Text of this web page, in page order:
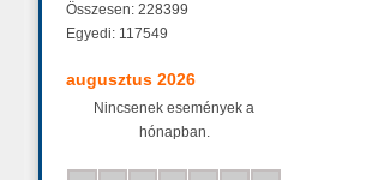
Összesen: 228399
Egyedi: 117549
augusztus 2026
Nincsenek események a
hónapban.